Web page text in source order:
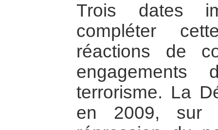
Trois dates
compléter
réactions de
terrorisme. La
en 2009, sur